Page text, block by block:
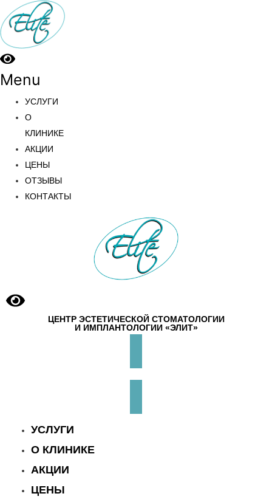
Menu
УСЛУГИ
О
КЛИНИКЕ
АКЦИИ
ЦЕНЫ
ОТЗЫВЫ
КОНТАКТЫ
ЦЕНТР ЭСТЕТИЧЕСКОЙ СТОМАТОЛОГИИ
И ИМПЛАНТОЛОГИИ «ЭЛИТ»
УСЛУГИ
О КЛИНИКЕ
АКЦИИ
ЦЕНЫ